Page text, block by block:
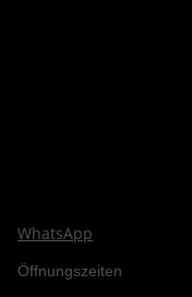
WhatsApp
Öffnungszeiten